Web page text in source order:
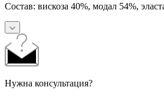
Состав: вискоза 40%, модал 54%,
Нужна консультация?